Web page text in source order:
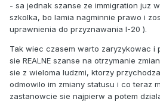
- sa jednak szanse ze immigration juz
szkolka, bo lamia nagminnie prawo i
uprawnienia do przyznawania I-20 ).
Tak wiec czasem warto zaryzykowac i
sie REALNE szanse na otrzymanie
sie z wieloma ludzmi, ktorzy
odmowilo im zmiany statusu i co teraz
zastanowcie sie najpierw a potem